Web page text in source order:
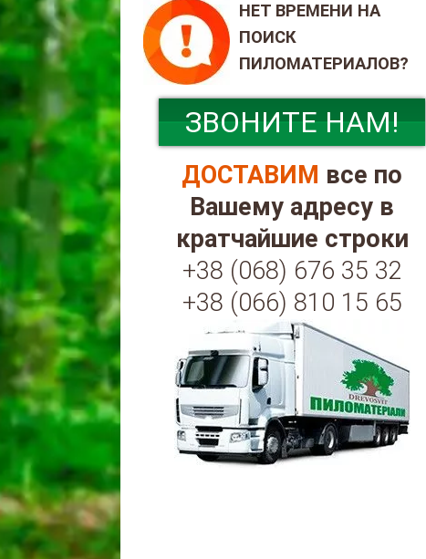
НЕТ ВРЕМЕНИ НА
ПОИСК
ПИЛОМАТЕРИАЛОВ?
ЗВОНИТЕ НАМ!
ДОСТАВИМ все по
Вашему адресу в
кратчайшие строки
+38 (068) 676 35 32
+38 (066) 810 15 65